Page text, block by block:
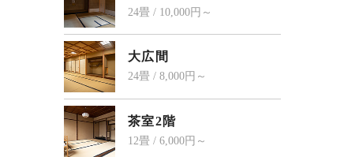
24畳 / 10,000円～
大広間
24畳 / 8,000円～
茶室2階
12畳 / 6,000円～